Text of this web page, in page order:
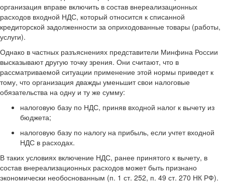
организация вправе включить в состав внереализационных
расходов входной НДС, который относится к списанной
кредиторской задолженности за оприходованные товары (работы,
услуги).
Однако в частных разъяснениях представители Минфина России
высказывают другую точку зрения. Они считают, что в
рассматриваемой ситуации применение этой нормы приведет к
тому, что организация дважды уменьшит свои налоговые
обязательства на одну и ту же сумму:
налоговую базу по НДС, приняв входной налог к вычету из
бюджета;
налоговую базу по налогу на прибыль, если учтет входной
НДС в расходах.
В таких условиях включение НДС, ранее принятого к вычету, в
состав внереализационных расходов может быть признано
экономически необоснованным (п. 1 ст. 252, п. 49 ст. 270 НК РФ).